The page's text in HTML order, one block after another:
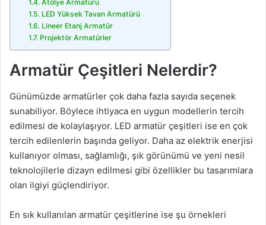
Atölye Armatürü
LED Yüksek Tavan Armatürü
Lineer Etanj Armatür
Projektör Armatürler
Armatür Çeşitleri Nelerdir?
Günümüzde armatürler çok daha fazla sayıda seçenek
sunabiliyor. Böylece ihtiyaca en uygun modellerin tercih
edilmesi de kolaylaşıyor. LED armatür çeşitleri ise en çok
tercih edilenlerin başında geliyor. Daha az elektrik enerjisi
kullanıyor olması, sağlamlığı, şık görünümü ve yeni nesil
teknolojilerle dizayn edilmesi gibi özellikler bu tasarımlara
olan ilgiyi güçlendiriyor.
En sık kullanılan armatür çeşitlerine ise şu örnekleri